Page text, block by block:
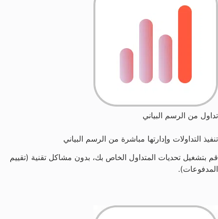
تداول من الرسم البياني
تنفيذ التداولات وإدارتها مباشرة من الرسم البياني
قم بتشغيل تحديات المتداول الخاص بك، بدون مشاكل تقنية (تقييم
المدفوعات).